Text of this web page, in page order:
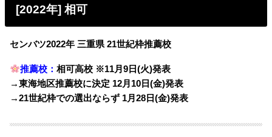
[2022年] 相可
センバツ2022年 三重県 21世紀枠推薦校
推薦校：相可高校 ※11月9日(火)発表
→東海地区推薦校に決定 12月10日(金)発表
→21世紀枠での選出ならず 1月28日(金)発表